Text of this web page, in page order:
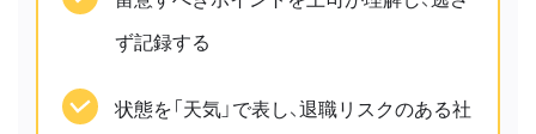
ず記録する
状態を「天気」で表し、退職リスクのある社